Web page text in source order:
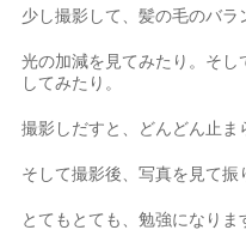
少し撮影して、髪の毛のバラ
光の加減を見てみたり。そ
してみたり。
撮影しだすと、どんどん止ま
そして撮影後、写真を見て振
とてもとても、勉強になりま